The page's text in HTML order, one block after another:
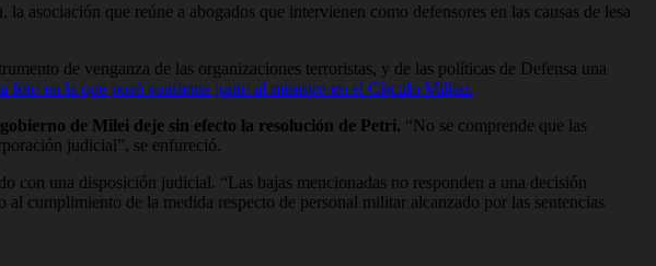
asociación que reúne a abogados que intervienen como defensores en las causas de lesa
de venganza de las organizaciones terroristas, y de las políticas de Defensa una
foto en la que posó sonriente junto al ministro en el Círculo Militar.
de Milei deje sin efecto la resolución de Petri. “No se comprende que las
judicial”, se enfureció.
con una disposición judicial. “Las bajas mencionadas no responden a una decisión
cumplimiento de la medida respecto de personal militar alcanzado por las sentencias